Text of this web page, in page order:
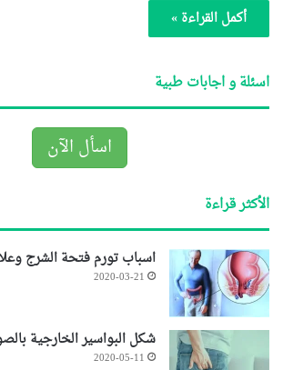
أكمل القراءة »
اسئلة و اجابات طبية
اسأل الآن
الأكثر قراءة
اسباب تورم فتحة الشرج
2020-03-21
شكل البواسير الخارجية
2020-05-11